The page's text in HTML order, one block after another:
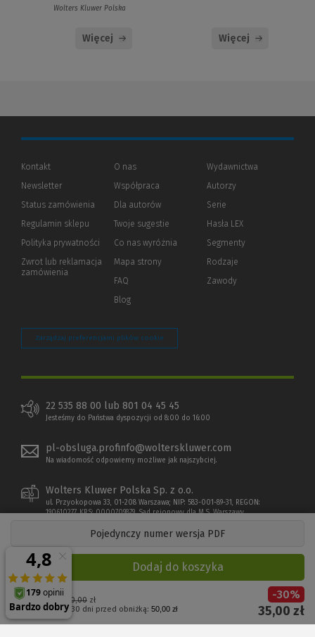
Pojedynczy numer wersja PDF
Cena regularna: 50,00zł
Najniższa cena z 30 dni przed obniżką:50,00 zł
-30%
35,00 zł
Dodaj do koszyka
Wolters Kluwer Polska
Więcej Więcej
Kontakt
Newsletter
Status zamówienia
Regulamin sklepu
Polityka prywatności (Nowe
(Link
innej
Zwrot lub reklamacja
zamówienia
O nas
Współpraca
Dla autorów(Nowe
(Link
innej
strony)
Twoje sugestie
Co nas wyróżnia
Mapa strony
FAQ
Blog
Wydawnictwa
Autorzy
Serie
Hasła LEX
Segmenty
Rodzaje
Zawody
Zarządzaj preferencjami plików cookie
22 535 88 00 lub 801 04 45 45
Jesteśmy do Państwa dyspozycji od 8:00 do 16:00
pl-obsluga.profinfo@wolterskluwer.com
Na wiadomość odpowiemy możliwe jak najszybciej.
Wolters Kluwer Polska Sp. z o.o.
ul. Przyokopowa 33, 01-208 Warszawa; NIP: 583-001-89-31, REGON:
190610277, KRS: 0000709879, Sąd rejonowy dla M.S. Warszawy